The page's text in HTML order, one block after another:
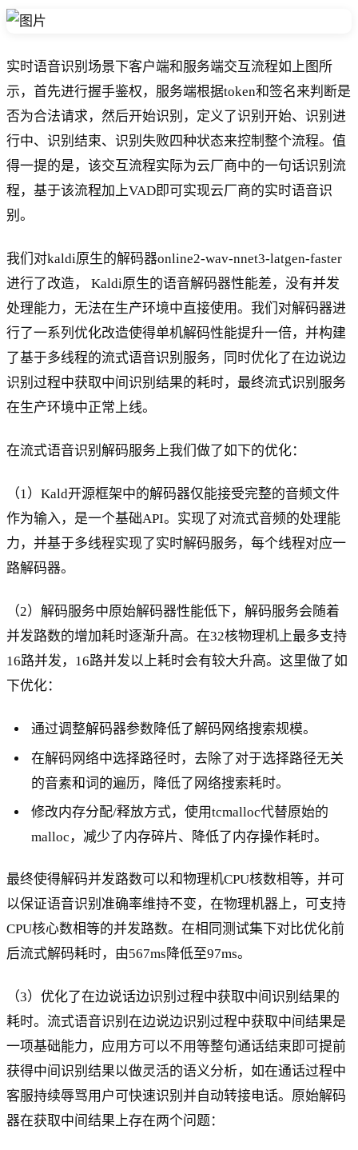
实时语音识别场景下客户端和服务端交互流程如上图所
示，首先进行握手鉴权，服务端根据token和签名来判断是
否为合法请求，然后开始识别，定义了识别开始、识别进
行中、识别结束、识别失败四种状态来控制整个流程。值
得一提的是，该交互流程实际为云厂商中的一句话识别流
程，基于该流程加上VAD即可实现云厂商的实时语音识
别。
我们对kaldi原生的解码器online2-wav-nnet3-latgen-faster
进行了改造， Kaldi原生的语音解码器性能差，没有并发
处理能力，无法在生产环境中直接使用。我们对解码器进
行了一系列优化改造使得单机解码性能提升一倍，并构建
了基于多线程的流式语音识别服务，同时优化了在边说边
识别过程中获取中间识别结果的耗时，最终流式识别服务
在生产环境中正常上线。
在流式语音识别解码服务上我们做了如下的优化：
（1）Kald开源框架中的解码器仅能接受完整的音频文件
作为输入，是一个基础API。实现了对流式音频的处理能
力，并基于多线程实现了实时解码服务，每个线程对应一
路解码器。
（2）解码服务中原始解码器性能低下，解码服务会随着
并发路数的增加耗时逐渐升高。在32核物理机上最多支持
16路并发，16路并发以上耗时会有较大升高。这里做了如
下优化：
通过调整解码器参数降低了解码网络搜索规模。
在解码网络中选择路径时，去除了对于选择路径无关
的音素和词的遍历，降低了网络搜索耗时。
修改内存分配/释放方式，使用tcmalloc代替原始的
malloc，减少了内存碎片、降低了内存操作耗时。
最终使得解码并发路数可以和物理机CPU核数相等，并可
以保证语音识别准确率维持不变，在物理机器上，可支持
CPU核心数相等的并发路数。在相同测试集下对比优化前
后流式解码耗时，由567ms降低至97ms。
（3）优化了在边说话边识别过程中获取中间识别结果的
耗时。流式语音识别在边说边识别过程中获取中间结果是
一项基础能力，应用方可以不用等整句通话结束即可提前
获得中间识别结果以做灵活的语义分析，如在通话过程中
客服持续辱骂用户可快速识别并自动转接电话。原始解码
器在获取中间结果上存在两个问题：